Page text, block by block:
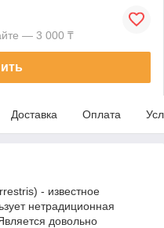
— 3 000 ₸
Доставка Оплата
- известное
нетрадиционная
довольно